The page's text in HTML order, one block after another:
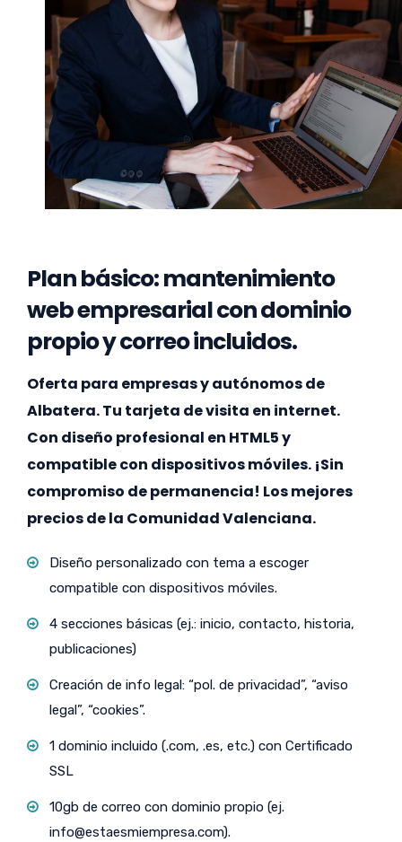
Plan básico: mantenimiento
web empresarial con dominio
propio y correo incluidos.
Oferta para empresas y autónomos de
Albatera. Tu tarjeta de visita en internet.
Con diseño profesional en HTML5 y
compatible con dispositivos móviles. ¡Sin
compromiso de permanencia! Los mejores
precios de la Comunidad Valenciana.
Diseño personalizado con tema a escoger
compatible con dispositivos móviles.
4 secciones básicas (ej.: inicio, contacto, historia,
publicaciones)
Creación de info legal: “pol. de privacidad”, “aviso
legal”, “cookies”.
1 dominio incluido (.com, .es, etc.) con Certificado
SSL
10gb de correo con dominio propio (ej.
info@estaesmiempresa.com).